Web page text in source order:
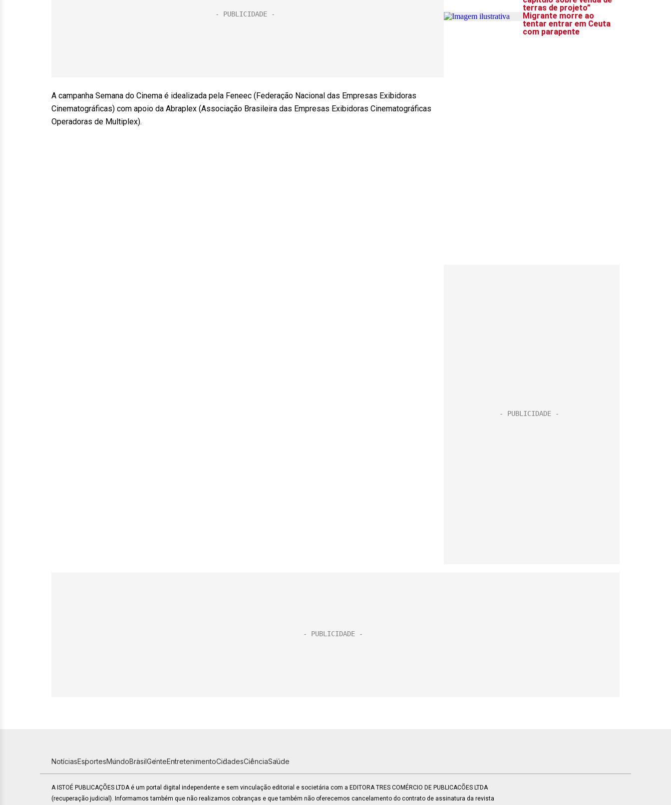
A campanha Semana do Cinema é idealizada pela Feneec (Federação Nacional das Empresas Exibidoras
Cinematográficas) com apoio da Abraplex (Associação Brasileira das Empresas Exibidoras Cinematográficas
Operadoras de Multiplex).
NotíciasEsportesMundoBrasilGenteEntretenimentoCidadesCiênciaSaúde
A ISTOÉ PUBLICAÇÕES LTDA é um portal digital independente e sem vinculação editorial e societária com a EDITORA TRES COMÉRCIO DE PUBLICACÕES LTDA
(recuperação judicial). Informamos também que não realizamos cobranças e que também não oferecemos cancelamento do contrato de assinatura da revista